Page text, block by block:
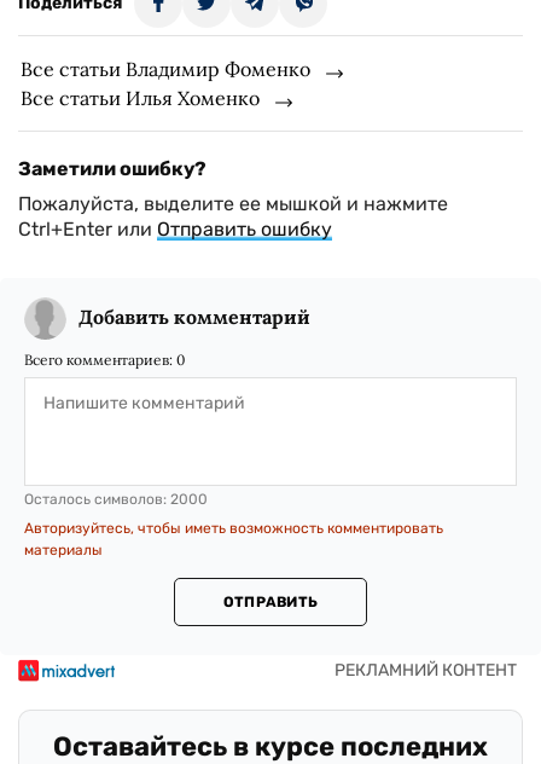
Все статьи Владимир Фоменко
Все статьи Илья Хоменко
Заметили ошибку?
Пожалуйста, выделите ее мышкой и нажмите
Ctrl+Enter или Отправить ошибку
Добавить комментарий
Всего комментариев: 0
Осталось символов: 2000
Авторизуйтесь, чтобы иметь возможность комментировать
материалы
ОТПРАВИТЬ
Оставайтесь в курсе последних